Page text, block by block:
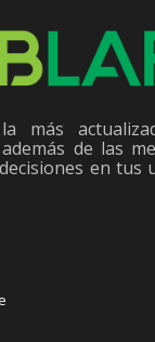
más
de las
en tus